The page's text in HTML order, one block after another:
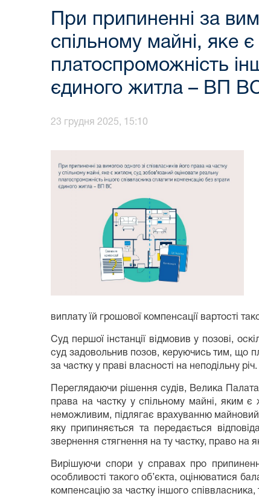
При припиненні за
спільному майні, яке
платоспроможність
єдиного житла – ВП
23 грудня 2025, 15:10
виплату їй грошової компенсації вартості
Суд першої інстанції відмовив у позові,
суд задовольнив позов, керуючись тим, що
за частку у праві власності на неподільну річ.
Переглядаючи рішення судів, Велика
права на частку у спільному майні, яким є
неможливим, підлягає врахуванню майновий
яку припиняється та передається
звернення стягнення на ту частку, право на
Вирішуючи спори у справах про
особливості такого об’єкта, оцінюватися
компенсацію за частку іншого